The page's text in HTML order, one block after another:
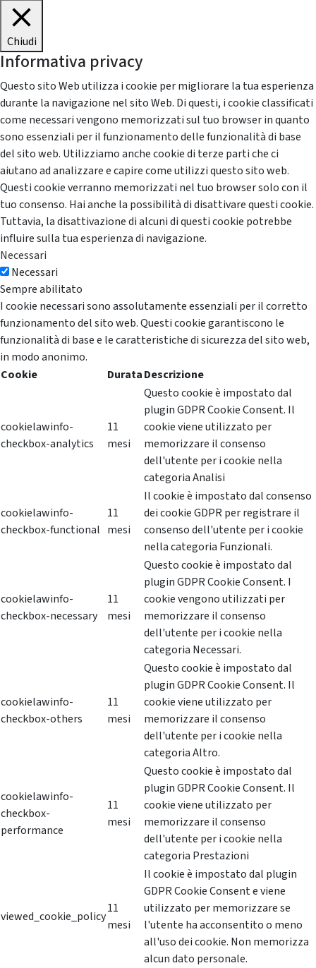
Chiudi
Informativa privacy
Questo sito Web utilizza i cookie per migliorare la tua esperienza
durante la navigazione nel sito Web. Di questi, i cookie classificati
come necessari vengono memorizzati sul tuo browser in quanto
sono essenziali per il funzionamento delle funzionalità di base
del sito web. Utilizziamo anche cookie di terze parti che ci
aiutano ad analizzare e capire come utilizzi questo sito web.
Questi cookie verranno memorizzati nel tuo browser solo con il
tuo consenso. Hai anche la possibilità di disattivare questi cookie.
Tuttavia, la disattivazione di alcuni di questi cookie potrebbe
influire sulla tua esperienza di navigazione.
Necessari
Necessari
Sempre abilitato
I cookie necessari sono assolutamente essenziali per il corretto
funzionamento del sito web. Questi cookie garantiscono le
funzionalità di base e le caratteristiche di sicurezza del sito web,
in modo anonimo.
Cookie
DurataDescrizione
cookielawinfo-
checkbox-analytics
11
mesi
Questo cookie è impostato dal
plugin GDPR Cookie Consent. Il
cookie viene utilizzato per
memorizzare il consenso
dell'utente per i cookie nella
categoria Analisi
cookielawinfo-
checkbox-functional
11
mesi
Il cookie è impostato dal consenso
dei cookie GDPR per registrare il
consenso dell'utente per i cookie
nella categoria Funzionali.
cookielawinfo-
checkbox-necessary
11
mesi
Questo cookie è impostato dal
plugin GDPR Cookie Consent. I
cookie vengono utilizzati per
memorizzare il consenso
dell'utente per i cookie nella
categoria Necessari.
cookielawinfo-
checkbox-others
11
mesi
Questo cookie è impostato dal
plugin GDPR Cookie Consent. Il
cookie viene utilizzato per
memorizzare il consenso
dell'utente per i cookie nella
categoria Altro.
cookielawinfo-
checkbox-
performance
11
mesi
Questo cookie è impostato dal
plugin GDPR Cookie Consent. Il
cookie viene utilizzato per
memorizzare il consenso
dell'utente per i cookie nella
categoria Prestazioni
viewed_cookie_policy
11
mesi
Il cookie è impostato dal plugin
GDPR Cookie Consent e viene
utilizzato per memorizzare se
l'utente ha acconsentito o meno
all'uso dei cookie. Non memorizza
alcun dato personale.